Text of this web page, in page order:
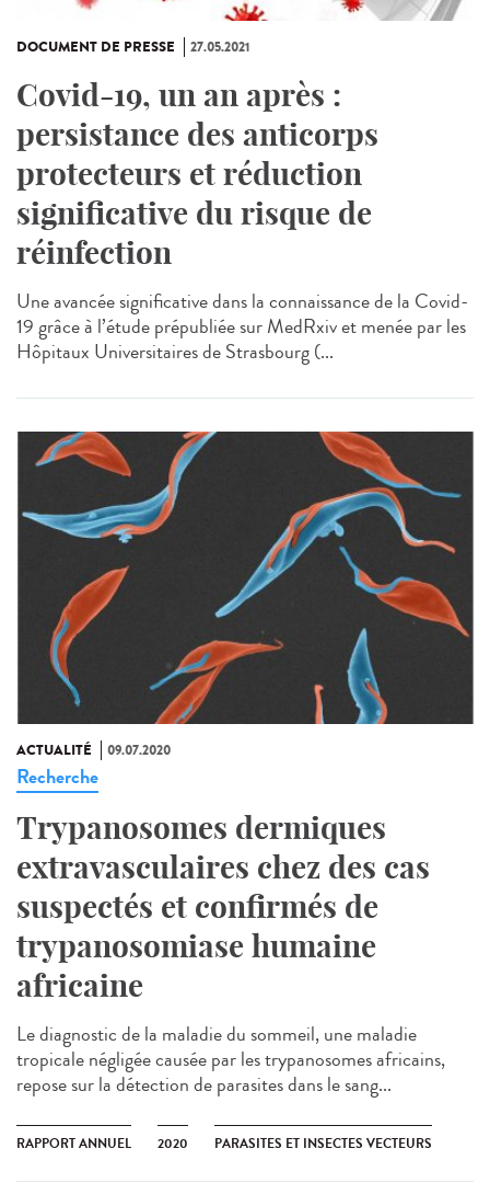
DOCUMENT DE PRESSE 27.05.2021
Covid-19, un an après :
persistance des anticorps
protecteurs et réduction
significative du risque de
réinfection
Une avancée significative dans la connaissance de la Covid-
19 grâce à l’étude prépubliée sur MedRxiv et menée par les
Hôpitaux Universitaires de Strasbourg (...
ACTUALITÉ 09.07.2020
Recherche
Trypanosomes dermiques
extravasculaires chez des cas
suspectés et confirmés de
trypanosomiase humaine
africaine
Le diagnostic de la maladie du sommeil, une maladie
tropicale négligée causée par les trypanosomes africains,
repose sur la détection de parasites dans le sang...
RAPPORT ANNUEL 2020 PARASITES ET INSECTES VECTEURS